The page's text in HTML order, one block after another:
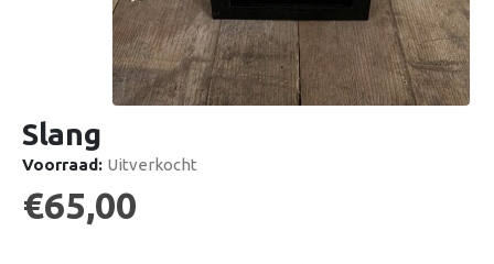
Slang
Voorraad: Uitverkocht
€65,00